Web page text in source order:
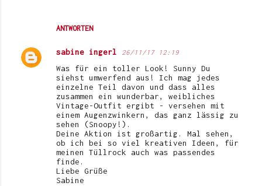
ANTWORTEN
sabine ingerl 26/11/17 12:19
Was für ein toller Look! Sunny Du
siehst umwerfend aus! Ich mag jedes
einzelne Teil davon und dass alles
zusammen ein wunderbar, weibliches
Vintage-Outfit ergibt - versehen mit
einem Augenzwinkern, das ganz lässig zu
sehen (Snoopy!).
Deine Aktion ist großartig. Mal sehen,
ob ich bei so viel kreativen Ideen, für
meinen Tüllrock auch was passendes
finde.
Liebe Grüße
Sabine